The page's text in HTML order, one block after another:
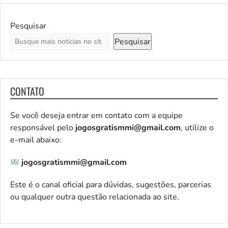
Pesquisar
Pesquisar
CONTATO
Se você deseja entrar em contato com a equipe
responsável pelo jogosgratismmi@gmail.com, utilize o
e-mail abaixo:
jogosgratismmi@gmail.com
Este é o canal oficial para dúvidas, sugestões, parcerias
ou qualquer outra questão relacionada ao site.